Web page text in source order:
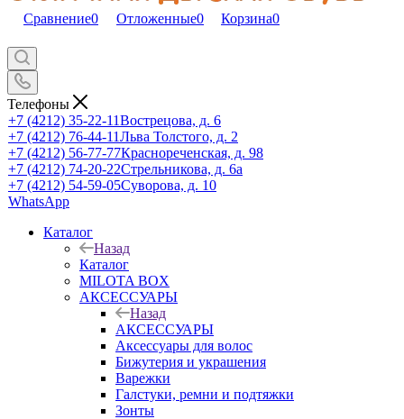
Сравнение0 Отложенные0 Корзина0
Телефоны
+7 (4212) 35-22-11Вострецова, д. 6
+7 (4212) 76-44-11Льва Толстого, д. 2
+7 (4212) 56-77-77Краснореченская, д. 98
+7 (4212) 74-20-22Стрельникова, д. 6а
+7 (4212) 54-59-05Суворова, д. 10
WhatsApp
Каталог
Назад
Каталог
MILOTA BOX
АКСЕССУАРЫ
Назад
АКСЕССУАРЫ
Аксессуары для волос
Бижутерия и украшения
Варежки
Галстуки, ремни и подтяжки
Зонты